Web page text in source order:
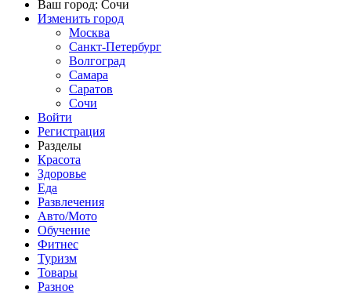
Ваш город: Сочи
Изменить город
Москва
Санкт-Петербург
Волгоград
Самара
Саратов
Сочи
Войти
Регистрация
Разделы
Красота
Здоровье
Еда
Развлечения
Авто/Мото
Обучение
Фитнес
Туризм
Товары
Разное